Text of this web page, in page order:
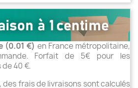
(0.01 €) en France métropolitaine,
Forfait de 5€ pour les
40 €.
des frais de livraisons sont calculés